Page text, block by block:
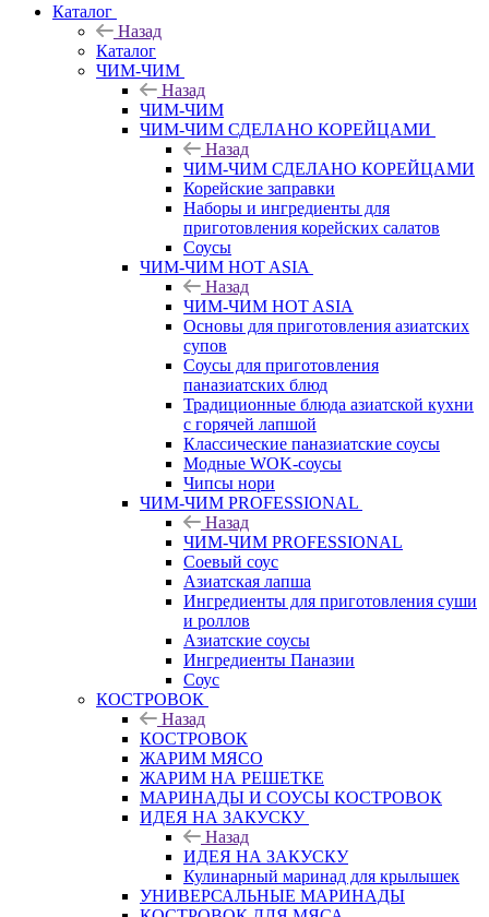
Каталог
Назад
Каталог
ЧИМ-ЧИМ
Назад
ЧИМ-ЧИМ
ЧИМ-ЧИМ СДЕЛАНО КОРЕЙЦАМИ
Назад
ЧИМ-ЧИМ СДЕЛАНО КОРЕЙЦАМИ
Корейские заправки
Наборы и ингредиенты для
приготовления корейских салатов
Соусы
ЧИМ-ЧИМ HOT ASIA
Назад
ЧИМ-ЧИМ HOT ASIA
Основы для приготовления азиатских
супов
Соусы для приготовления
паназиатских блюд
Традиционные блюда азиатской кухни
с горячей лапшой
Классические паназиатские соусы
Модные WOK-соусы
Чипсы нори
ЧИМ-ЧИМ PROFESSIONAL
Назад
ЧИМ-ЧИМ PROFESSIONAL
Соевый соус
Азиатская лапша
Ингредиенты для приготовления суши
и роллов
Азиатские соусы
Ингредиенты Паназии
Соус
КОСТРОВОК
Назад
КОСТРОВОК
ЖАРИМ МЯСО
ЖАРИМ НА РЕШЕТКЕ
МАРИНАДЫ И СОУСЫ КОСТРОВОК
ИДЕЯ НА ЗАКУСКУ
Назад
ИДЕЯ НА ЗАКУСКУ
Кулинарный маринад для крылышек
УНИВЕРСАЛЬНЫЕ МАРИНАДЫ